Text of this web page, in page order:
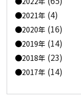
2021年 (4)
2020年 (16)
2019年 (14)
2018年 (23)
2017年 (14)